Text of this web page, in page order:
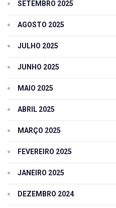
SETEMBRO 2025
AGOSTO 2025
JULHO 2025
JUNHO 2025
MAIO 2025
ABRIL 2025
MARÇO 2025
FEVEREIRO 2025
JANEIRO 2025
DEZEMBRO 2024